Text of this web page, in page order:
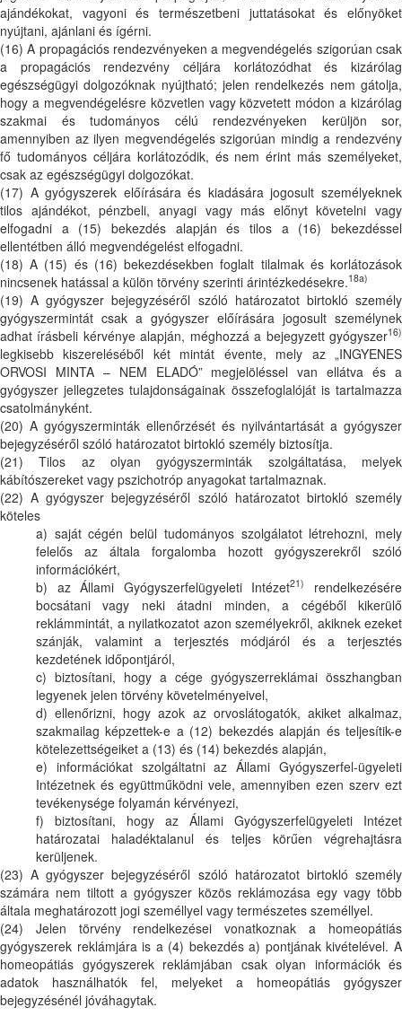
ajándékokat, vagyoni és természetbeni juttatásokat és előnyöket
nyújtani, ajánlani és ígérni.
(16) A propagációs rendezvényeken a megvendégelés szigorúan csak
a propagációs rendezvény céljára korlátozódhat és kizárólag
egészségügyi dolgozóknak nyújtható; jelen rendelkezés nem gátolja,
hogy a megvendégelésre közvetlen vagy közvetett módon a kizárólag
szakmai és tudományos célú rendezvényeken kerüljön sor,
amennyiben az ilyen megvendégelés szigorúan mindig a rendezvény
fő tudományos céljára korlátozódik, és nem érint más személyeket,
csak az egészségügyi dolgozókat.
(17) A gyógyszerek előírására és kiadására jogosult személyeknek
tilos ajándékot, pénzbeli, anyagi vagy más előnyt követelni vagy
elfogadni a (15) bekezdés alapján és tilos a (16) bekezdéssel
ellentétben álló megvendégelést elfogadni.
(18) A (15) és (16) bekezdésekben foglalt tilalmak és korlátozások
nincsenek hatással a külön törvény szerinti árintézkedésekre.18a)
(19) A gyógyszer bejegyzéséről szóló határozatot birtokló személy
gyógyszermintát csak a gyógyszer előírására jogosult személynek
adhat írásbeli kérvénye alapján, méghozzá a bejegyzett gyógyszer16)
legkisebb kiszereléséből két mintát évente, mely az „INGYENES
ORVOSI MINTA – NEM ELADÓ” megjelöléssel van ellátva és a
gyógyszer jellegzetes tulajdonságainak összefoglalóját is tartalmazza
csatolmányként.
(20) A gyógyszerminták ellenőrzését és nyilvántartását a gyógyszer
bejegyzéséről szóló határozatot birtokló személy biztosítja.
(21) Tilos az olyan gyógyszerminták szolgáltatása, melyek
kábítószereket vagy pszichotróp anyagokat tartalmaznak.
(22) A gyógyszer bejegyzéséről szóló határozatot birtokló személy
köteles
a) saját cégén belül tudományos szolgálatot létrehozni, mely
felelős az általa forgalomba hozott gyógyszerekről szóló
információkért,
b) az Állami Gyógyszerfelügyeleti Intézet21)
rendelkezésére
bocsátani vagy neki átadni minden, a cégéből kikerülő
reklámmintát, a nyilatkozatot azon személyekről, akiknek ezeket
szánják, valamint a terjesztés módjáról és a terjesztés
kezdetének időpontjáról,
c) biztosítani, hogy a cége gyógyszerreklámai összhangban
legyenek jelen törvény követelményeivel,
d) ellenőrizni, hogy azok az orvoslátogatók, akiket alkalmaz,
szakmailag képzettek-e a (12) bekezdés alapján és teljesítik-e
kötelezettségeiket a (13) és (14) bekezdés alapján,
e) információkat szolgáltatni az Állami Gyógyszerfel-ügyeleti
Intézetnek és együttműködni vele, amennyiben ezen szerv ezt
tevékenysége folyamán kérvényezi,
f) biztosítani, hogy az Állami Gyógyszerfelügyeleti Intézet
határozatai haladéktalanul és teljes körűen végrehajtásra
kerüljenek.
(23) A gyógyszer bejegyzéséről szóló határozatot birtokló személy
számára nem tiltott a gyógyszer közös reklámozása egy vagy több
általa meghatározott jogi személlyel vagy természetes személlyel.
(24) Jelen törvény rendelkezései vonatkoznak a homeopátiás
gyógyszerek reklámjára is a (4) bekezdés a) pontjának kivételével. A
homeopátiás gyógyszerek reklámjában csak olyan információk és
adatok használhatók fel, melyeket a homeopátiás gyógyszer
bejegyzésénél jóváhagytak.